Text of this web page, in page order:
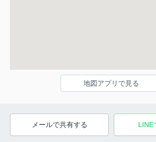
地図アプリで見る
メールで共有する LINE